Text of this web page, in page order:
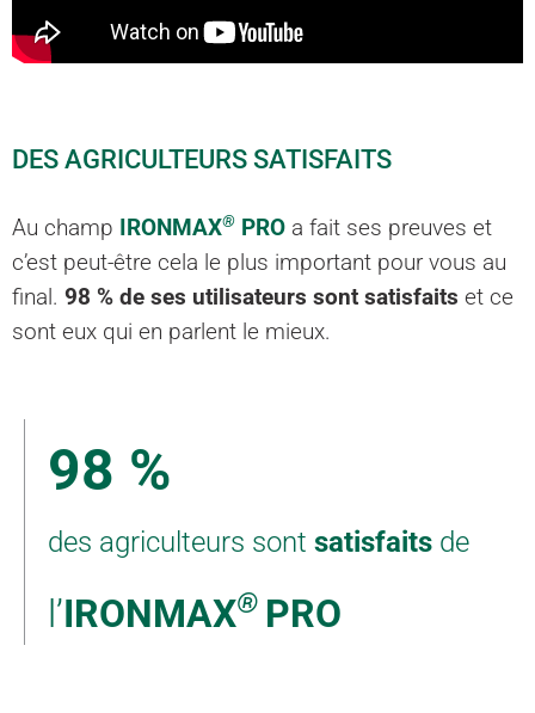
DES AGRICULTEURS SATISFAITS
Au champ IRONMAX® PRO a fait ses preuves et
c’est peut-être cela le plus important pour vous au
final. 98 % de ses utilisateurs sont satisfaits et ce
sont eux qui en parlent le mieux.
98 %
des agriculteurs sont satisfaits de
l’IRONMAX® PRO